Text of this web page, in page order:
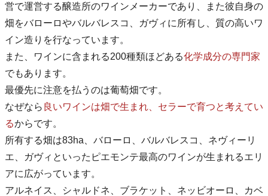
営で運営する醸造所のワインメーカーであり、また彼自身の
畑をバローロやバルバレスコ、ガヴィに所有し、質の高いワ
イン造りを行なっています。
また、ワインに含まれる200種類ほどある化学成分の専門家
でもあります。
最優先に注意を払うのは葡萄畑です。
なぜなら 良いワインは畑で生まれ、セラーで育つと考えてい
るからです。
所有する畑は83ha、バローロ、バルバレスコ、ネヴィーリ
エ、ガヴィといったピエモンテ最高のワインが生まれるエリ
アに広がっています。
アルネイス、シャルドネ、ブラケット、ネッビオーロ、カベ